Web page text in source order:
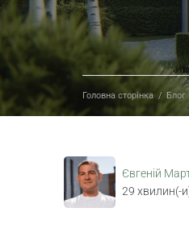
Головна сторінка / Блог
Євгеній
29 хвилин(-